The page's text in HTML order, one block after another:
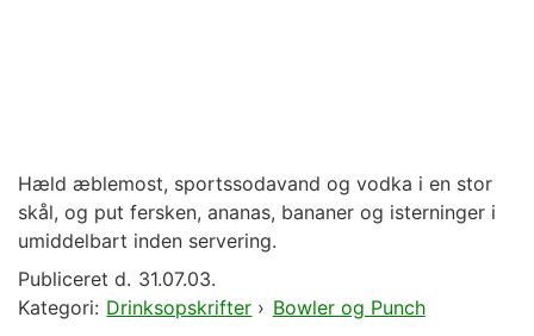
Hæld æblemost, sportssodavand og vodka i en stor
skål, og put fersken, ananas, bananer og isterninger i
umiddelbart inden servering.
Publiceret d. 31.07.03.
Kategori: Drinksopskrifter › Bowler og Punch